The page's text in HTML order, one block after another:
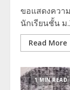
ขอแสดงควา
นักเรียนชั้น ม
Read More
1 MIN READ